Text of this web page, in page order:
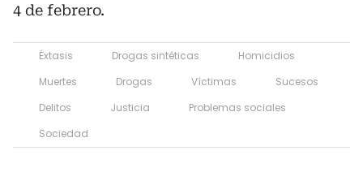
4 de febrero.
Éxtasis Drogas sintéticas
Homicidios
Muertes
Drogas Víctimas
Sucesos
Delitos
Justicia
Problemas sociales
Sociedad